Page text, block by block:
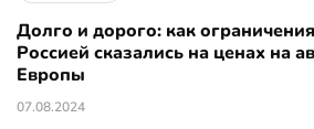
Долго и дорого: как
Россией сказались на ценах на
Европы
07.08.2024